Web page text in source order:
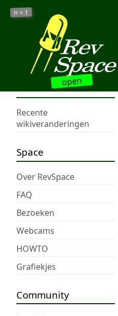
open
n = 1
Recente
wikiveranderingen
Space
Over RevSpace
FAQ
Bezoeken
Webcams
HOWTO
Grafiekjes
Community